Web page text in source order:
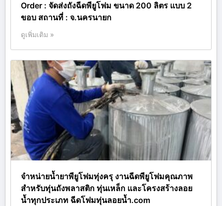
Order : จัดส่งถังฉีดพียูโฟม ขนาด 200 ลิตร แบบ 2
ขอบ สถานที่ : จ.นครนายก
ดูเพิ่มเติม »
จำหน่ายน้ำยาพียูโฟมทุ่งครุ งานฉีดพียูโฟมคุณภาพ
สำหรับทุ่นถังพลาสติก ทุ่นเหล็ก และโครงสร้างลอย
น้ำทุกประเภท ฉีดโฟมทุ่นลอยน้ำ.com